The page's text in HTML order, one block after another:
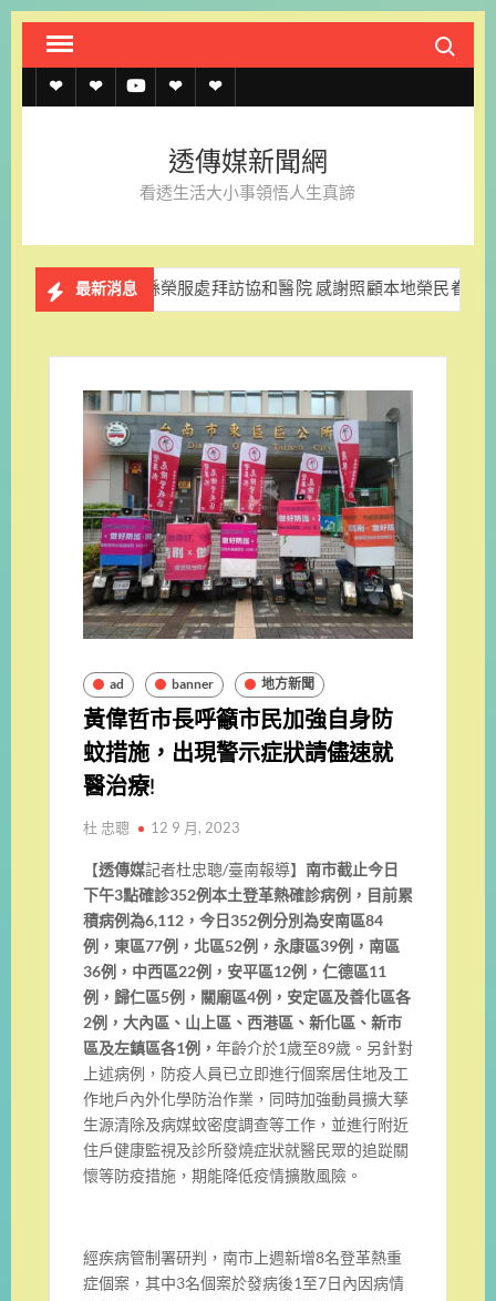
Skip
content
Search
透
約
透
上
記
單
透 聯
我
官
LINE
透傳媒新聞網
看透生活大小事領悟人生真諦
最新消息
苗栗縣榮服處拜訪協和醫院 感謝照顧本地榮民眷 苗栗
ad banner 地方新聞
黃偉哲市長呼籲市民加強自身防
蚊措施，出現警示症狀請儘速就
醫治療!
杜 忠聰 12 9 月, 2023
【透傳媒記者杜忠聰/臺南報導】 南市截止今日
下午3點確診352例本土登革熱確診病例，目前累
積病例為6,112，今日352例分別為安南區84
例，東區77例，北區52例，永康區39例，南區
36例，中西區22例，安平區12例，仁德區11
例，歸仁區5例，關廟區4例，安定區及善化區各
2例，大內區、山上區、西港區、新化區、新市
區及左鎮區各1例， 年齡介於1歲至89歲。另針對
上述病例，防疫人員已立即進行個案居住地及工
作地戶內外化學防治作業，同時加強動員擴大孳
生源清除及病媒蚊密度調查等工作，並進行附近
住戶健康監視及診所發燒症狀就醫民眾的追踨關
懷等防疫措施，期能降低疫情擴散風險。
經疾病管制署研判，南市上週新增8名登革熱重
症個案，其中3名個案於發病後1至7日內因病情